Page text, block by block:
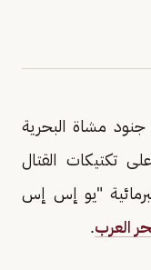
مشاة البحرية
تكتيكات القتال
"يو إس إس
العرب.